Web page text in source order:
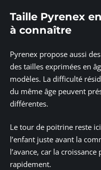
Taille Pyrenex
à connaître
Pyrenex propose aussi
des tailles exprimées en
modèles. La difficulté
du même âge peuvent
différentes.
Le tour de poitrine reste
l’enfant juste avant la
l’avance, car la
rapidement.